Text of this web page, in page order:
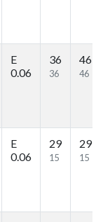
E
0.06
36
36
46
46
E
0.06
29
15
29
15